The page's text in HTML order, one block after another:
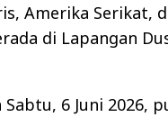
Amerika
di Lapangan
6 Juni 2026,